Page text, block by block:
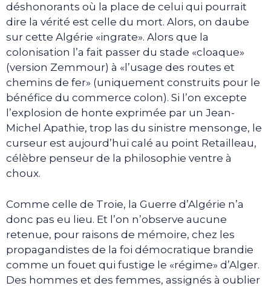
déshonorants où la place de celui qui pourrait
dire la vérité est celle du mort. Alors, on daube
sur cette Algérie «ingrate». Alors que la
colonisation l’a fait passer du stade «cloaque»
(version Zemmour) à «l’usage des routes et
chemins de fer» (uniquement construits pour le
bénéfice du commerce colon). Si l’on excepte
l’explosion de honte exprimée par un Jean-
Michel Apathie, trop las du sinistre mensonge, le
curseur est aujourd’hui calé au point Retailleau,
célèbre penseur de la philosophie ventre à
choux.
Comme celle de Troie, la Guerre d’Algérie n’a
donc pas eu lieu. Et l’on n’observe aucune
retenue, pour raisons de mémoire, chez les
propagandistes de la foi démocratique brandie
comme un fouet qui fustige le «régime» d’Alger.
Des hommes et des femmes, assignés à oublier